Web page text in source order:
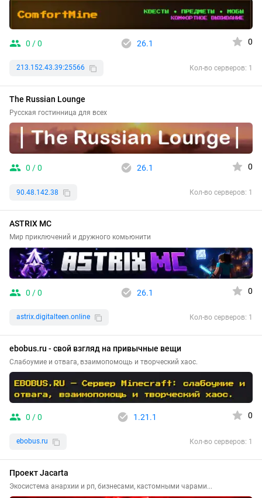
0 / 0 26.1 0
213.152.43.39:25566 Кол-во серверов: 1
The Russian Lounge
Русская гостинница для всех
0 / 0 26.1 0
90.48.142.38 Кол-во серверов: 1
ASTRIX MC
Мир приключений и дружного комьюнити
0 / 0 26.1 0
astrix.digitalteen.online Кол-во серверов: 1
ebobus.ru - свой взгляд на привычные вещи
Cлабоумие и отвага, взаимопомощь и творческий хаос.
0 / 0 1.21.1 0
ebobus.ru Кол-во серверов: 1
Проект Jacarta
Экосистема анархии и рп, бизнесами, кастомными чарами...